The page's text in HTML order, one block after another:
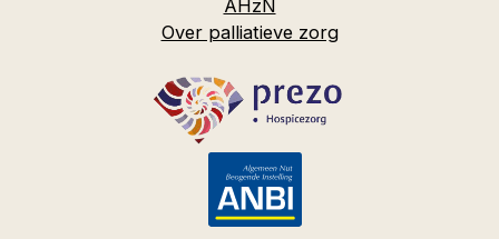
AHzN
Over palliatieve zorg